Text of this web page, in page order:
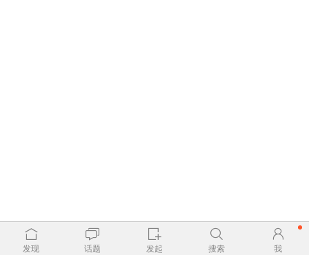
发现 话题 发起 搜索 我